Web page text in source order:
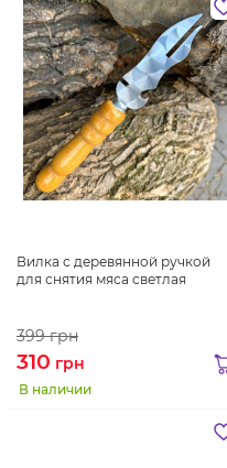
Вилка с деревянной ручкой
для снятия мяса светлая
399грн
310 грн
В наличии